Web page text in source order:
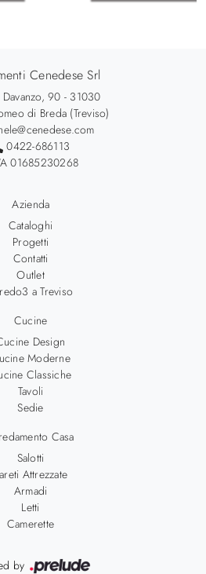
Cenedese Srl
90 - 31030
di Breda (Treviso)
0422-686113
01685230268
Azienda
Cataloghi
Progetti
Contatti
Outlet
a Treviso
Cucine
Design
Moderne
Classiche
Tavoli
Sedie
Casa
Salotti
Attrezzate
Armadi
Letti
Camerette
by